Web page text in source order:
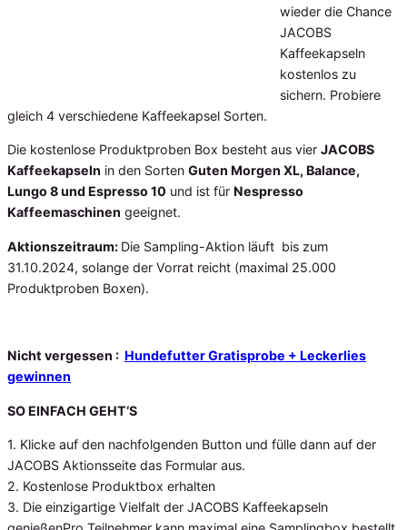
wieder die Chance
JACOBS
Kaffeekapseln
kostenlos zu
sichern. Probiere
gleich 4 verschiedene Kaffeekapsel Sorten.
Die kostenlose Produktproben Box besteht aus vier JACOBS
Kaffeekapseln in den Sorten Guten Morgen XL, Balance,
Lungo 8 und Espresso 10 und ist für Nespresso
Kaffeemaschinen geeignet.
Aktionszeitraum: Die Sampling-Aktion läuft bis zum
31.10.2024, solange der Vorrat reicht (maximal 25.000
Produktproben Boxen).
Nicht vergessen : Hundefutter Gratisprobe + Leckerlies
gewinnen
SO EINFACH GEHT‘S
1. Klicke auf den nachfolgenden Button und fülle dann auf der
JACOBS Aktionsseite das Formular aus.
2. Kostenlose Produktbox erhalten
3. Die einzigartige Vielfalt der JACOBS Kaffeekapseln